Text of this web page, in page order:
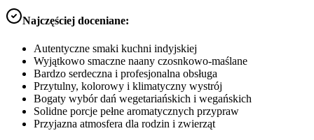
Najczęściej doceniane:
Autentyczne smaki kuchni indyjskiej
Wyjątkowo smaczne naany czosnkowo-maślane
Bardzo serdeczna i profesjonalna obsługa
Przytulny, kolorowy i klimatyczny wystrój
Bogaty wybór dań wegetariańskich i wegańskich
Solidne porcje pełne aromatycznych przypraw
Przyjazna atmosfera dla rodzin i zwierząt